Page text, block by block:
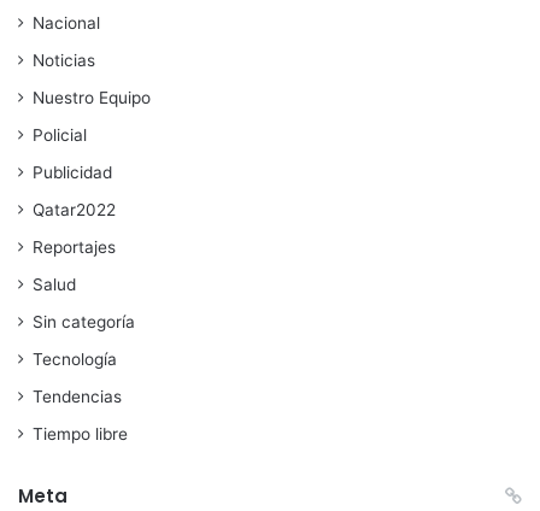
Nacional
Noticias
Nuestro Equipo
Policial
Publicidad
Qatar2022
Reportajes
Salud
Sin categoría
Tecnología
Tendencias
Tiempo libre
Meta